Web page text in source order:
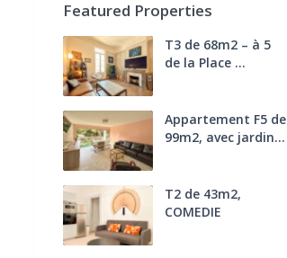
Featured Properties
T3 de 68m2 – à 5
de la Place ...
Appartement F5 de
99m2, avec jardin...
T2 de 43m2,
COMEDIE